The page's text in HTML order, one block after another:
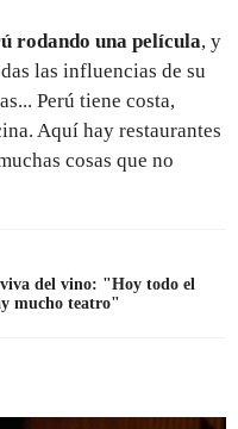
rodando una película, y
las influencias de su
Perú tiene costa,
Aquí hay restaurantes
cosas que no
del vino: "Hoy todo el
mucho teatro"